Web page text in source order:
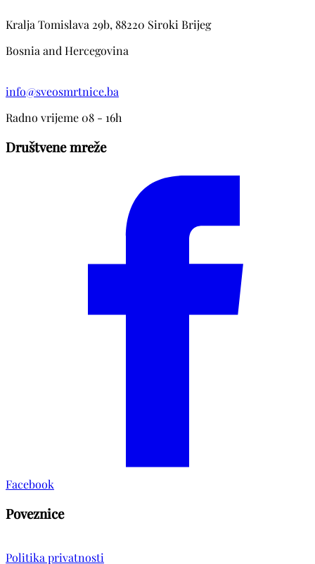
Kralja Tomislava 29b, 88220 Siroki Brijeg
Bosnia and Hercegovina
info@sveosmrtnice.ba
Radno vrijeme 08 - 16h
Društvene mreže
Facebook
Poveznice
Politika privatnosti